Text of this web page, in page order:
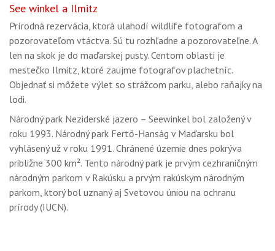
See winkel a Ilmitz
Prírodná rezervácia, ktorá ulahodí wildlife fotografom a
pozorovateľom vtáctva. Sú tu rozhľadne a pozorovateľne. A
len na skok je do maďarskej pusty. Centom oblasti je
mestečko Ilmitz, ktoré zaujme fotografov plachetníc.
Objednať si môžete výlet so strážcom parku, alebo raňajky na
lodi.
Národný park Neziderské jazero – Seewinkel bol založený v
roku 1993. Národný park Fertő-Hanság v Maďarsku bol
vyhlásený už v roku 1991. Chránené územie dnes pokrýva
približne 300 km². Tento národný park je prvým cezhraničným
národným parkom v Rakúsku a prvým rakúskym národným
parkom, ktorý bol uznaný aj Svetovou úniou na ochranu
prírody (IUCN).